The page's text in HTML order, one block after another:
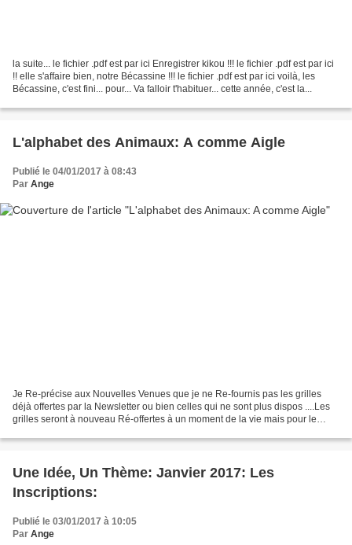
la suite... le fichier .pdf est par ici Enregistrer kikou !!! le fichier .pdf est par ici
!! elle s'affaire bien, notre Bécassine !!! le fichier .pdf est par ici voilà, les
Bécassine, c'est fini... pour... Va falloir t'habituer... cette année, c'est la...
L'alphabet des Animaux: A comme Aigle
Publié le 04/01/2017 à 08:43
Par Ange
Je Re-précise aux Nouvelles Venues que je ne Re-fournis pas les grilles
déjà offertes par la Newsletter ou bien celles qui ne sont plus dispos ....Les
grilles seront à nouveau Ré-offertes à un moment de la vie mais pour le
Une Idée, Un Thème: Janvier 2017: Les
Inscriptions:
Publié le 03/01/2017 à 10:05
Par Ange